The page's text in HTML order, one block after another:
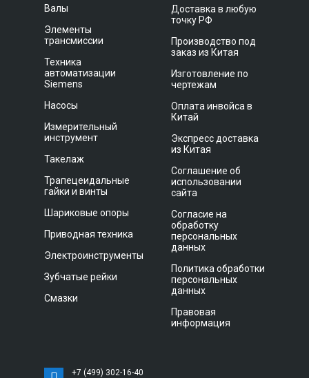
Валы
Элементы
трансмиссии
Техника
автоматизации
Siemens
Насосы
Измерительный
инструмент
Такелаж
Трапецеидальные
гайки и винты
Шариковые опоры
Приводная техника
Электроинструменты
Зубчатые рейки
Смазки
Доставка в любую
точку РФ
Производство под
заказ из Китая
Изготовление по
чертежам
Оплата инвойса в
Китай
Экспресс доставка
из Китая
Соглашение об
использовании
сайта
Согласие на
обработку
персональных
данных
Политика обработки
персональных
данных
Правовая
информация
+7 (499) 302-16-40